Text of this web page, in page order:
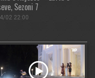
Sezoni 7
02 22:00